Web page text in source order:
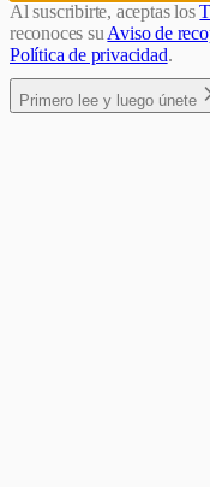
Al suscribirte, aceptas los
reconoces su Aviso de
Política de privacidad.
Primero lee y luego únete